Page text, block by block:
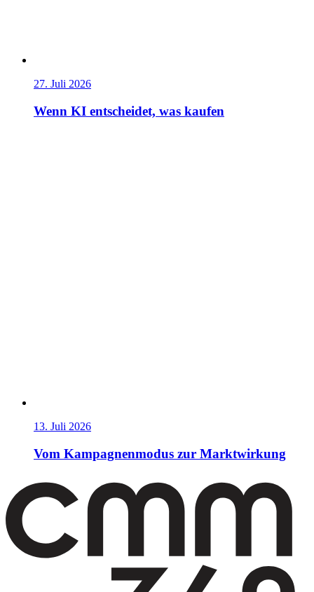
27. Juli 2026
Wenn KI entscheidet, was kaufen
13. Juli 2026
Vom Kampagnenmodus zur Marktwirkung